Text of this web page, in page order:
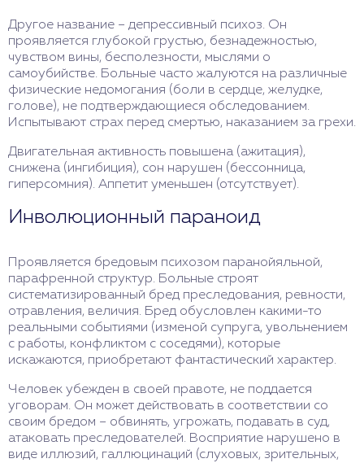
Другое название – депрессивный психоз. Он
проявляется глубокой грустью, безнадежностью,
чувством вины, бесполезности, мыслями о
самоубийстве. Больные часто жалуются на различные
физические недомогания (боли в сердце, желудке,
голове), не подтверждающиеся обследованием.
Испытывают страх перед смертью, наказанием за грехи.
Двигательная активность повышена (ажитация),
снижена (ингибиция), сон нарушен (бессонница,
гиперсомния). Аппетит уменьшен (отсутствует).
Инволюционный параноид
Проявляется бредовым психозом паранойяльной,
парафренной структур. Больные строят
систематизированный бред преследования, ревности,
отравления, величия. Бред обусловлен какими-то
реальными событиями (изменой супруга, увольнением
с работы, конфликтом с соседями), которые
искажаются, приобретают фантастический характер.
Человек убежден в своей правоте, не поддается
уговорам. Он может действовать в соответствии со
своим бредом – обвинять, угрожать, подавать в суд,
атаковать преследователей. Восприятие нарушено в
виде иллюзий, галлюцинаций (слуховых, зрительных,